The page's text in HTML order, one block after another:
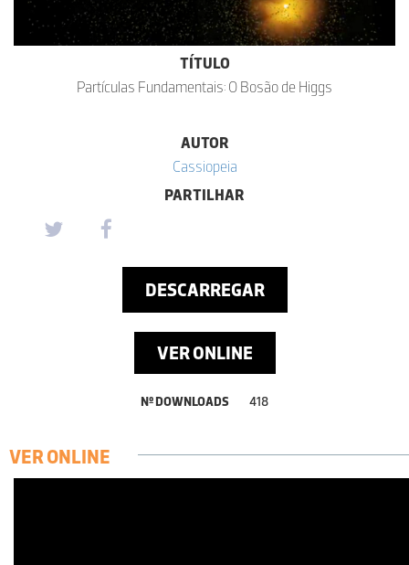
TÍTULO
Partículas Fundamentais: O Bosão de Higgs
AUTOR
Cassiopeia
PARTILHAR
DESCARREGAR
VER ONLINE
Nº DOWNLOADS 418
VER ONLINE